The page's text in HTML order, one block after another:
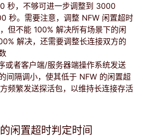
秒，不够可进一步调整到 3000
秒。需要注意，调整 NFW 闲置超时
但不能 100% 解决所有场景下的闲
解决，还需要调整长连接双方的
或者客户端/服务器端操作系统发送
间隔调小，使其低于 NFW 的闲置超
频繁发送探活包，以维持长连接存活
闲置超时判定时间